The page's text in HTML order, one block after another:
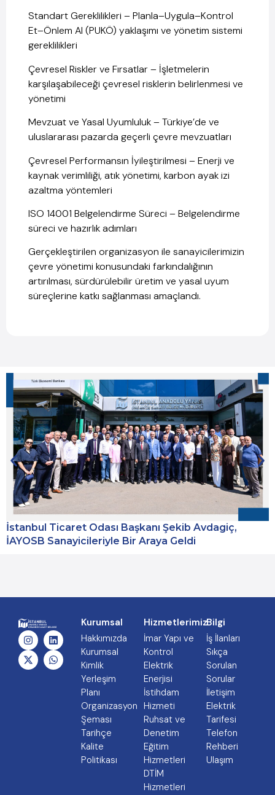
Standart Gereklilikleri – Planla–Uygula–Kontrol
Et–Önlem Al (PUKÖ) yaklaşımı ve yönetim sistemi
gereklilikleri
Çevresel Riskler ve Fırsatlar – İşletmelerin
karşılaşabileceği çevresel risklerin belirlenmesi ve
yönetimi
Mevzuat ve Yasal Uyumluluk – Türkiye’de ve
uluslararası pazarda geçerli çevre mevzuatları
Çevresel Performansın İyileştirilmesi – Enerji ve
kaynak verimliliği, atık yönetimi, karbon ayak izi
azaltma yöntemleri
ISO 14001 Belgelendirme Süreci – Belgelendirme
süreci ve hazırlık adımları
Gerçekleştirilen organizasyon ile sanayicilerimizin
çevre yönetimi konusundaki farkındalığının
artırılması, sürdürülebilir üretim ve yasal uyum
süreçlerine katkı sağlanması amaçlandı.
İstanbul Ticaret Odası Başkanı Şekib Avdagiç,
İAYOSB Sanayicileriyle Bir Araya Geldi
Kurumsal
Hakkımızda
Kurumsal
Kimlik
Yerleşim
Planı
Organizasyon
Şeması
Tarihçe
Kalite
Politikası
Hizmetlerimiz
İmar Yapı ve
Kontrol
Elektrik
Enerjisi
İstihdam
Hizmeti
Ruhsat ve
Denetim
Eğitim
Hizmetleri
DTİM
Hizmetleri
Bilgi
İş İlanları
Sıkça
Sorulan
Sorular
İletişim
Elektrik
Tarifesi
Telefon
Rehberi
Ulaşım